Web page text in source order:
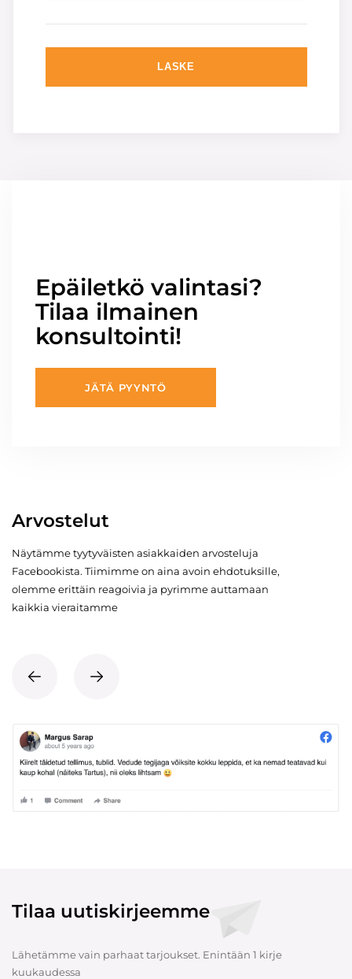
LASKE
Epäiletkö valintasi?
Tilaa ilmainen
konsultointi!
JÄTÄ PYYNTÖ
Arvostelut
Näytämme tyytyväisten asiakkaiden arvosteluja
Facebookista. Tiimimme on aina avoin ehdotuksille,
olemme erittäin reagoivia ja pyrimme auttamaan
kaikkia vieraitamme
Tilaa uutiskirjeemme
Lähetämme vain parhaat tarjoukset. Enintään 1 kirje
kuukaudessa